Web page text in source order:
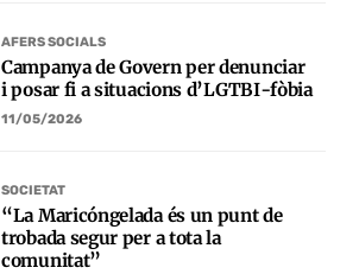
AFERS SOCIALS
Campanya de Govern per denunciar
i posar fi a situacions d’LGTBI-fòbia
11/05/2026
SOCIETAT
“La Maricóngelada és un punt de
trobada segur per a tota la
comunitat”